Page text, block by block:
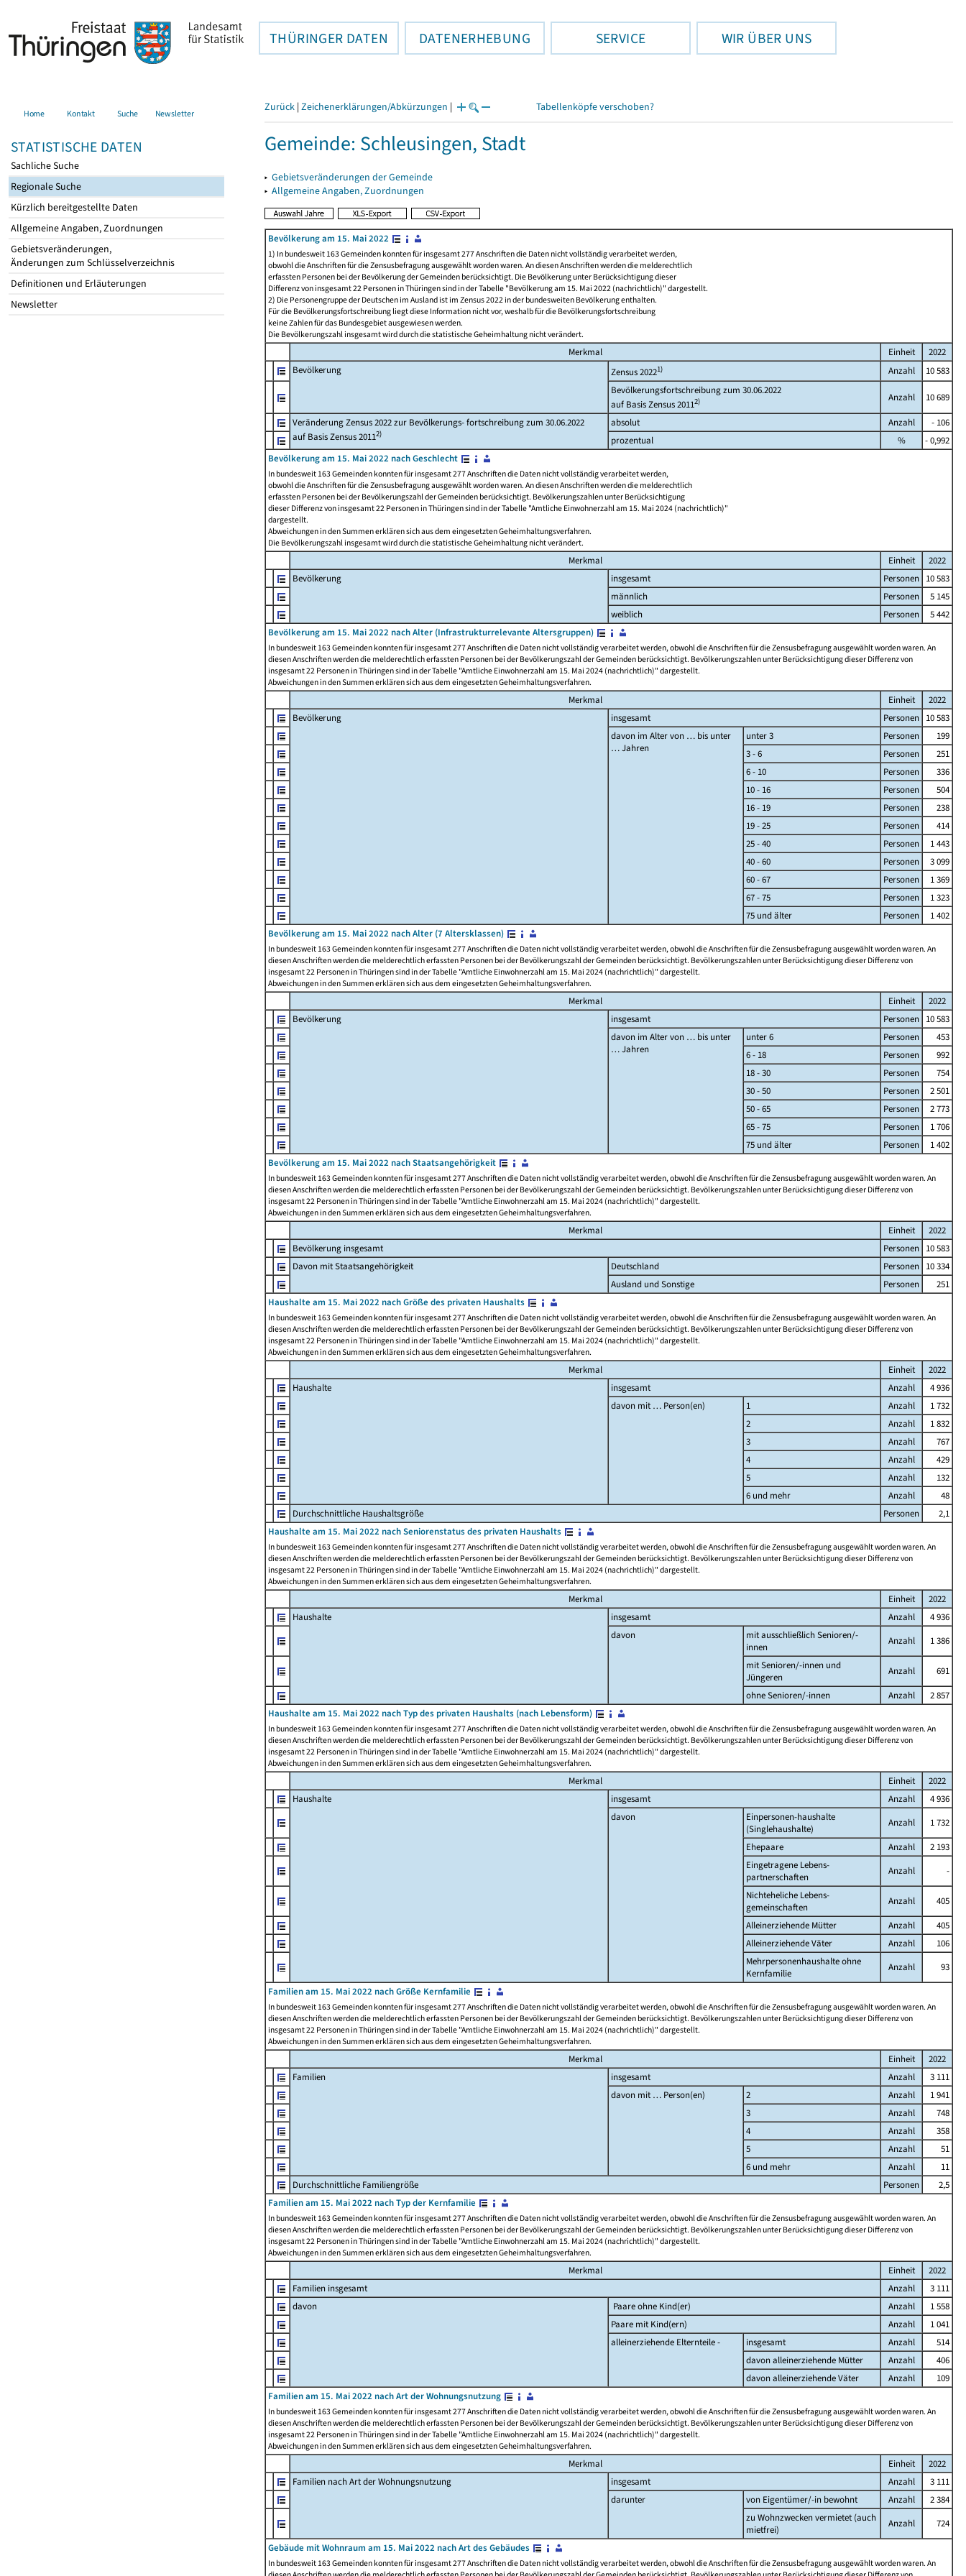
THÜRINGER DATEN DATENERHEBUNG SERVICE WIR ÜBER UNS
Home Kontakt Suche Newsletter
STATISTISCHE DATEN
Sachliche Suche
Regionale Suche
Kürzlich bereitgestellte Daten
Allgemeine Angaben, Zuordnungen
Gebietsveränderungen,
Änderungen zum Schlüsselverzeichnis
Definitionen und Erläuterungen
Newsletter
Zurück | Zeichenerklärungen/Abkürzungen | Tabellenköpfe verschoben?
Gemeinde: Schleusingen, Stadt
▸ Gebietsveränderungen der Gemeinde
▸ Allgemeine Angaben, Zuordnungen
Bevölkerung am 15. Mai 2022
1) In bundesweit 163 Gemeinden konnten für insgesamt 277 Anschriften die Daten nicht vollständig verarbeitet werden,
obwohl die Anschriften für die Zensusbefragung ausgewählt worden waren. An diesen Anschriften werden die melderechtlich
erfassten Personen bei der Bevölkerung der Gemeinden berücksichtigt. Die Bevölkerung unter Berücksichtigung dieser
Differenz von insgesamt 22 Personen in Thüringen sind in der Tabelle "Bevölkerung am 15. Mai 2022 (nachrichtlich)" dargestellt.
2) Die Personengruppe der Deutschen im Ausland ist im Zensus 2022 in der bundesweiten Bevölkerung enthalten.
Für die Bevölkerungsfortschreibung liegt diese Information nicht vor, weshalb für die Bevölkerungsfortschreibung
keine Zahlen für das Bundesgebiet ausgewiesen werden.
Die Bevölkerungszahl insgesamt wird durch die statistische Geheimhaltung nicht verändert.
Merkmal Einheit
2022
Bevölkerung
Zensus 20221) Anzahl
10 583
Bevölkerungsfortschreibung zum 30.06.2022
auf Basis Zensus 20112) Anzahl 10 689
Veränderung Zensus 2022 zur Bevölkerungs- fortschreibung zum 30.06.2022
auf Basis Zensus 20112)
absolut Anzahl
- 106
prozentual
%
- 0,992
Bevölkerung am 15. Mai 2022 nach Geschlecht
In bundesweit 163 Gemeinden konnten für insgesamt 277 Anschriften die Daten nicht vollständig verarbeitet werden,
obwohl die Anschriften für die Zensusbefragung ausgewählt worden waren. An diesen Anschriften werden die melderechtlich
erfassten Personen bei der Bevölkerungszahl der Gemeinden berücksichtigt. Bevölkerungszahlen unter Berücksichtigung
dieser Differenz von insgesamt 22 Personen in Thüringen sind in der Tabelle "Amtliche Einwohnerzahl am 15. Mai 2024 (nachrichtlich)"
dargestellt.
Abweichungen in den Summen erklären sich aus dem eingesetzten Geheimhaltungsverfahren.
Die Bevölkerungszahl insgesamt wird durch die statistische Geheimhaltung nicht verändert.
Merkmal Einheit
2022
Bevölkerung
insgesamt Personen 10 583
männlich
Personen
5 145
weiblich
Personen
5 442
Bevölkerung am 15. Mai 2022 nach Alter (Infrastrukturrelevante Altersgruppen)
In bundesweit 163 Gemeinden konnten für insgesamt 277 Anschriften die Daten nicht vollständig verarbeitet werden, obwohl die Anschriften für die Zensusbefragung ausgewählt worden waren. An
diesen Anschriften werden die melderechtlich erfassten Personen bei der Bevölkerungszahl der Gemeinden berücksichtigt. Bevölkerungszahlen unter Berücksichtigung dieser Differenz von
insgesamt 22 Personen in Thüringen sind in der Tabelle "Amtliche Einwohnerzahl am 15. Mai 2024 (nachrichtlich)" dargestellt.
Abweichungen in den Summen erklären sich aus dem eingesetzten Geheimhaltungsverfahren.
Merkmal Einheit
2022
Bevölkerung
insgesamt Personen 10 583
davon im Alter von … bis unter
… Jahren
unter 3 Personen
199
3 - 6
Personen
251
6 - 10
Personen
336
10 - 16
Personen
504
16 - 19
Personen
238
19 - 25
Personen
414
25 - 40
Personen
1 443
40 - 60
Personen
3 099
60 - 67
Personen
1 369
67 - 75
Personen
1 323
75 und älter
Personen
1 402
Bevölkerung am 15. Mai 2022 nach Alter (7 Altersklassen)
In bundesweit 163 Gemeinden konnten für insgesamt 277 Anschriften die Daten nicht vollständig verarbeitet werden, obwohl die Anschriften für die Zensusbefragung ausgewählt worden waren. An
diesen Anschriften werden die melderechtlich erfassten Personen bei der Bevölkerungszahl der Gemeinden berücksichtigt. Bevölkerungszahlen unter Berücksichtigung dieser Differenz von
insgesamt 22 Personen in Thüringen sind in der Tabelle "Amtliche Einwohnerzahl am 15. Mai 2024 (nachrichtlich)" dargestellt.
Abweichungen in den Summen erklären sich aus dem eingesetzten Geheimhaltungsverfahren.
Merkmal Einheit
2022
Bevölkerung
insgesamt Personen 10 583
davon im Alter von … bis unter
… Jahren
unter 6 Personen
453
6 - 18
Personen
992
18 - 30
Personen
754
30 - 50
Personen
2 501
50 - 65
Personen
2 773
65 - 75
Personen
1 706
75 und älter
Personen
1 402
Bevölkerung am 15. Mai 2022 nach Staatsangehörigkeit
In bundesweit 163 Gemeinden konnten für insgesamt 277 Anschriften die Daten nicht vollständig verarbeitet werden, obwohl die Anschriften für die Zensusbefragung ausgewählt worden waren. An
diesen Anschriften werden die melderechtlich erfassten Personen bei der Bevölkerungszahl der Gemeinden berücksichtigt. Bevölkerungszahlen unter Berücksichtigung dieser Differenz von
insgesamt 22 Personen in Thüringen sind in der Tabelle "Amtliche Einwohnerzahl am 15. Mai 2024 (nachrichtlich)" dargestellt.
Abweichungen in den Summen erklären sich aus dem eingesetzten Geheimhaltungsverfahren.
Merkmal Einheit
2022
Bevölkerung insgesamt
Personen 10 583
Davon mit Staatsangehörigkeit
Deutschland Personen 10 334
Ausland und Sonstige
Personen
251
Haushalte am 15. Mai 2022 nach Größe des privaten Haushalts
In bundesweit 163 Gemeinden konnten für insgesamt 277 Anschriften die Daten nicht vollständig verarbeitet werden, obwohl die Anschriften für die Zensusbefragung ausgewählt worden waren. An
diesen Anschriften werden die melderechtlich erfassten Personen bei der Bevölkerungszahl der Gemeinden berücksichtigt. Bevölkerungszahlen unter Berücksichtigung dieser Differenz von
insgesamt 22 Personen in Thüringen sind in der Tabelle "Amtliche Einwohnerzahl am 15. Mai 2024 (nachrichtlich)" dargestellt.
Abweichungen in den Summen erklären sich aus dem eingesetzten Geheimhaltungsverfahren.
Merkmal Einheit
2022
Haushalte
insgesamt Anzahl
4 936
davon mit … Person(en)
1 Anzahl
1 732
2
Anzahl
1 832
3
Anzahl
767
4
Anzahl
429
5
Anzahl
132
6 und mehr
Anzahl
48
Durchschnittliche Haushaltsgröße
Personen
2,1
Haushalte am 15. Mai 2022 nach Seniorenstatus des privaten Haushalts
In bundesweit 163 Gemeinden konnten für insgesamt 277 Anschriften die Daten nicht vollständig verarbeitet werden, obwohl die Anschriften für die Zensusbefragung ausgewählt worden waren. An
diesen Anschriften werden die melderechtlich erfassten Personen bei der Bevölkerungszahl der Gemeinden berücksichtigt. Bevölkerungszahlen unter Berücksichtigung dieser Differenz von
insgesamt 22 Personen in Thüringen sind in der Tabelle "Amtliche Einwohnerzahl am 15. Mai 2024 (nachrichtlich)" dargestellt.
Abweichungen in den Summen erklären sich aus dem eingesetzten Geheimhaltungsverfahren.
Merkmal Einheit
2022
Haushalte
insgesamt Anzahl
4 936
davon
mit ausschließlich Senioren/-
innen
Anzahl
1 386
mit Senioren/-innen und
Jüngeren
Anzahl
691
ohne Senioren/-innen
Anzahl
2 857
Haushalte am 15. Mai 2022 nach Typ des privaten Haushalts (nach Lebensform)
In bundesweit 163 Gemeinden konnten für insgesamt 277 Anschriften die Daten nicht vollständig verarbeitet werden, obwohl die Anschriften für die Zensusbefragung ausgewählt worden waren. An
diesen Anschriften werden die melderechtlich erfassten Personen bei der Bevölkerungszahl der Gemeinden berücksichtigt. Bevölkerungszahlen unter Berücksichtigung dieser Differenz von
insgesamt 22 Personen in Thüringen sind in der Tabelle "Amtliche Einwohnerzahl am 15. Mai 2024 (nachrichtlich)" dargestellt.
Abweichungen in den Summen erklären sich aus dem eingesetzten Geheimhaltungsverfahren.
Merkmal Einheit
2022
Haushalte
insgesamt Anzahl
4 936
davon
Einpersonen-haushalte
(Singlehaushalte)
Anzahl
1 732
Ehepaare
Anzahl
2 193
Eingetragene Lebens-
partnerschaften
Anzahl
-
Nichteheliche Lebens-
gemeinschaften
Anzahl
405
Alleinerziehende Mütter
Anzahl
405
Alleinerziehende Väter
Anzahl
106
Mehrpersonenhaushalte ohne
Kernfamilie
Anzahl
93
Familien am 15. Mai 2022 nach Größe Kernfamilie
In bundesweit 163 Gemeinden konnten für insgesamt 277 Anschriften die Daten nicht vollständig verarbeitet werden, obwohl die Anschriften für die Zensusbefragung ausgewählt worden waren. An
diesen Anschriften werden die melderechtlich erfassten Personen bei der Bevölkerungszahl der Gemeinden berücksichtigt. Bevölkerungszahlen unter Berücksichtigung dieser Differenz von
insgesamt 22 Personen in Thüringen sind in der Tabelle "Amtliche Einwohnerzahl am 15. Mai 2024 (nachrichtlich)" dargestellt.
Abweichungen in den Summen erklären sich aus dem eingesetzten Geheimhaltungsverfahren.
Merkmal Einheit
2022
Familien
insgesamt Anzahl
3 111
davon mit … Person(en)
2 Anzahl
1 941
3
Anzahl
748
4
Anzahl
358
5
Anzahl
51
6 und mehr
Anzahl
11
Durchschnittliche Familiengröße
Personen
2,5
Familien am 15. Mai 2022 nach Typ der Kernfamilie
In bundesweit 163 Gemeinden konnten für insgesamt 277 Anschriften die Daten nicht vollständig verarbeitet werden, obwohl die Anschriften für die Zensusbefragung ausgewählt worden waren. An
diesen Anschriften werden die melderechtlich erfassten Personen bei der Bevölkerungszahl der Gemeinden berücksichtigt. Bevölkerungszahlen unter Berücksichtigung dieser Differenz von
insgesamt 22 Personen in Thüringen sind in der Tabelle "Amtliche Einwohnerzahl am 15. Mai 2024 (nachrichtlich)" dargestellt.
Abweichungen in den Summen erklären sich aus dem eingesetzten Geheimhaltungsverfahren.
Merkmal Einheit
2022
Familien insgesamt
Anzahl
3 111
davon
Paare ohne Kind(er) Anzahl
1 558
Paare mit Kind(ern)
Anzahl
1 041
alleinerziehende Elternteile -
insgesamt Anzahl
514
davon alleinerziehende Mütter
Anzahl
406
davon alleinerziehende Väter
Anzahl
109
Familien am 15. Mai 2022 nach Art der Wohnungsnutzung
In bundesweit 163 Gemeinden konnten für insgesamt 277 Anschriften die Daten nicht vollständig verarbeitet werden, obwohl die Anschriften für die Zensusbefragung ausgewählt worden waren. An
diesen Anschriften werden die melderechtlich erfassten Personen bei der Bevölkerungszahl der Gemeinden berücksichtigt. Bevölkerungszahlen unter Berücksichtigung dieser Differenz von
insgesamt 22 Personen in Thüringen sind in der Tabelle "Amtliche Einwohnerzahl am 15. Mai 2024 (nachrichtlich)" dargestellt.
Abweichungen in den Summen erklären sich aus dem eingesetzten Geheimhaltungsverfahren.
Merkmal Einheit
2022
Familien nach Art der Wohnungsnutzung
insgesamt Anzahl
3 111
darunter
von Eigentümer/-in bewohnt Anzahl
2 384
zu Wohnzwecken vermietet (auch
mietfrei)
Anzahl
724
Gebäude mit Wohnraum am 15. Mai 2022 nach Art des Gebäudes
In bundesweit 163 Gemeinden konnten für insgesamt 277 Anschriften die Daten nicht vollständig verarbeitet werden, obwohl die Anschriften für die Zensusbefragung ausgewählt worden waren. An